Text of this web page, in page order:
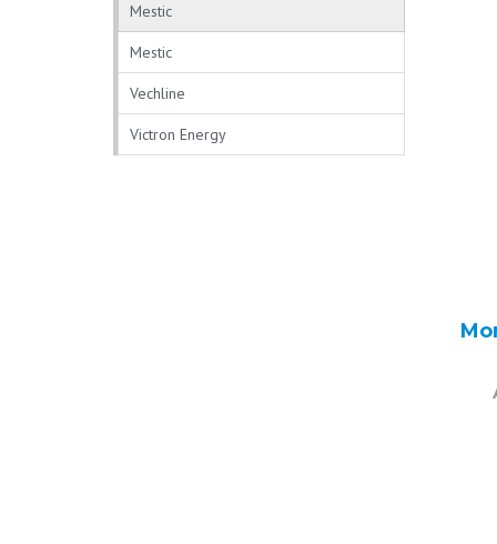
Mestic
Mestic
Vechline
Victron Energy